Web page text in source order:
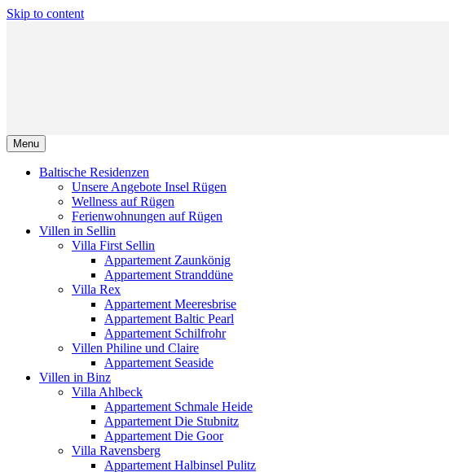
Skip to content
Menu
Baltische Residenzen
Unsere Angebote Insel Rügen
Wellness auf Rügen
Ferienwohnungen auf Rügen
Villen in Sellin
Villa First Sellin
Appartement Zaunkönig
Appartement Stranddüne
Villa Rex
Appartement Meeresbrise
Appartement Baltic Pearl
Appartement Schilfrohr
Villen Philine und Claire
Appartement Seaside
Villen in Binz
Villa Ahlbeck
Appartement Schmale Heide
Appartement Die Stubnitz
Appartement Die Goor
Villa Ravensberg
Appartement Halbinsel Pulitz